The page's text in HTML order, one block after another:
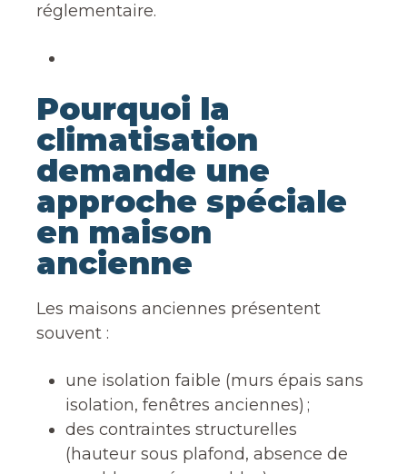
réglementaire.
Pourquoi la
climatisation
demande une
approche spéciale
en maison
ancienne
Les maisons anciennes présentent
souvent :
une isolation faible (murs épais sans
isolation, fenêtres anciennes) ;
des contraintes structurelles
(hauteur sous plafond, absence de